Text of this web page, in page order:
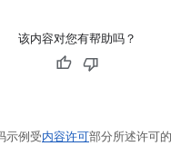
该内容对您有帮助吗？
示例受内容许可部分所述许可